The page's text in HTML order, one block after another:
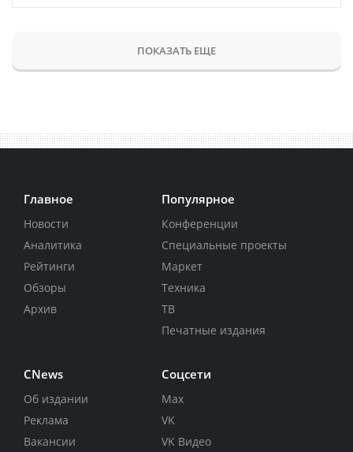
ПОКАЗАТЬ ЕЩЕ
Главное
Новости
Аналитика
Рейтинги
Обзоры
Архив
Популярное
Конференции
Специальные проекты
Маркет
Техника
ТВ
Печатные издания
CNews
Об издании
Реклама
Вакансии
Соцсети
Max
VK
VK Видео